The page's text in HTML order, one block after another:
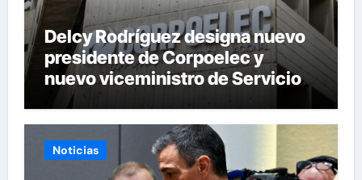
Delcy Rodríguez designa nuevo
presidente de Corpoelec y
nuevo viceministro de Servicios
Eléctricos
Noticias